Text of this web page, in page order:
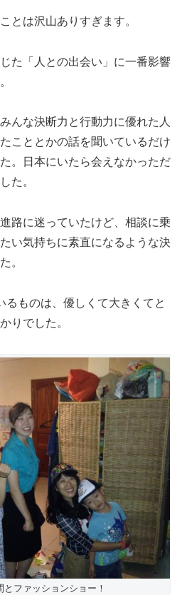
とは沢山ありすぎます。
た「人との出会い」に一番影響
んな決断力と行動力に優れた人
こととかの話を聞いているだけ
。日本にいたら会えなかっただ
た。
路に迷っていたけど、相談に乗
い気持ちに素直になるような決
。
るものは、優しくて大きくてと
りでした。
とファッションショー！